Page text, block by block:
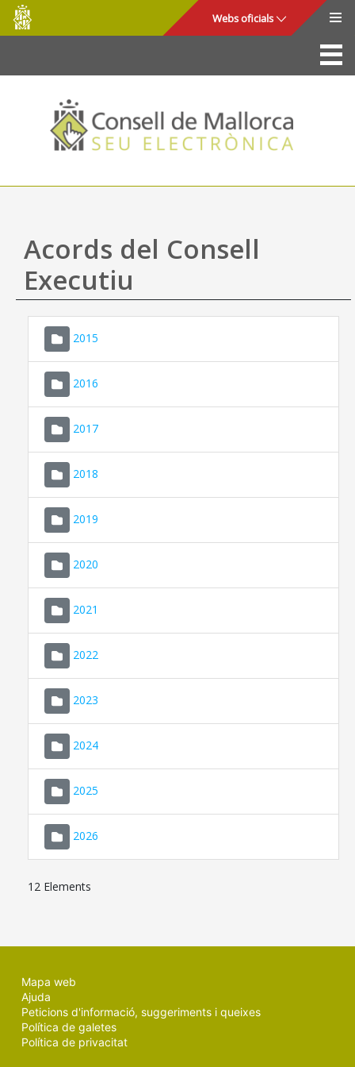
Salta al contingut principal
Consell
de
Mallorca
Webs oficials
La Seu
Consell de Mallorca
Accés i seguretat
Utilitats
Ajuda
Acords del Consell
Executiu
2015
2016
2017
2018
2019
2020
2021
2022
2023
2024
2025
2026
12 Elements
Mapa web
Ajuda
Peticions d'informació, suggeriments i queixes
Política de galetes
Política de privacitat